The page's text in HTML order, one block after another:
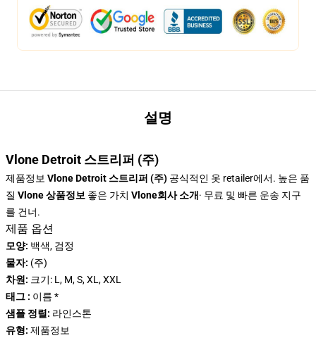
설명
Vlone Detroit 스트리퍼 (주)
제품정보 Vlone Detroit 스트리퍼 (주) 공식적인 옷 retailer에서. 높은 품
질 Vlone 상품정보 좋은 가치 Vlone회사 소개 · 무료 및 빠른 운송 지구
를 건너.
제품 옵션
모양: 백색, 검정
물자: (주)
차원: 크기: L, M, S, XL, XXL
태그 : 이름 *
샘플 정렬: 라인스톤
유형: 제품정보